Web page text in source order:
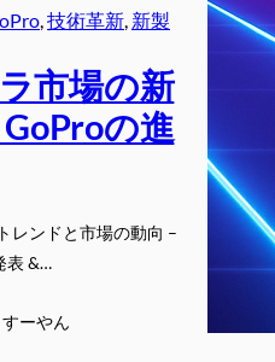
, 技術革新, 新製
市場の新
の進
レンドと市場の動向 –
表 &…
すーやん